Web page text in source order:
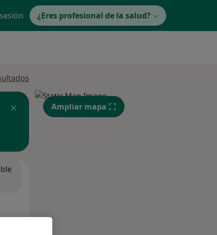
¿Eres profesional de la salud?
Ampliar mapa